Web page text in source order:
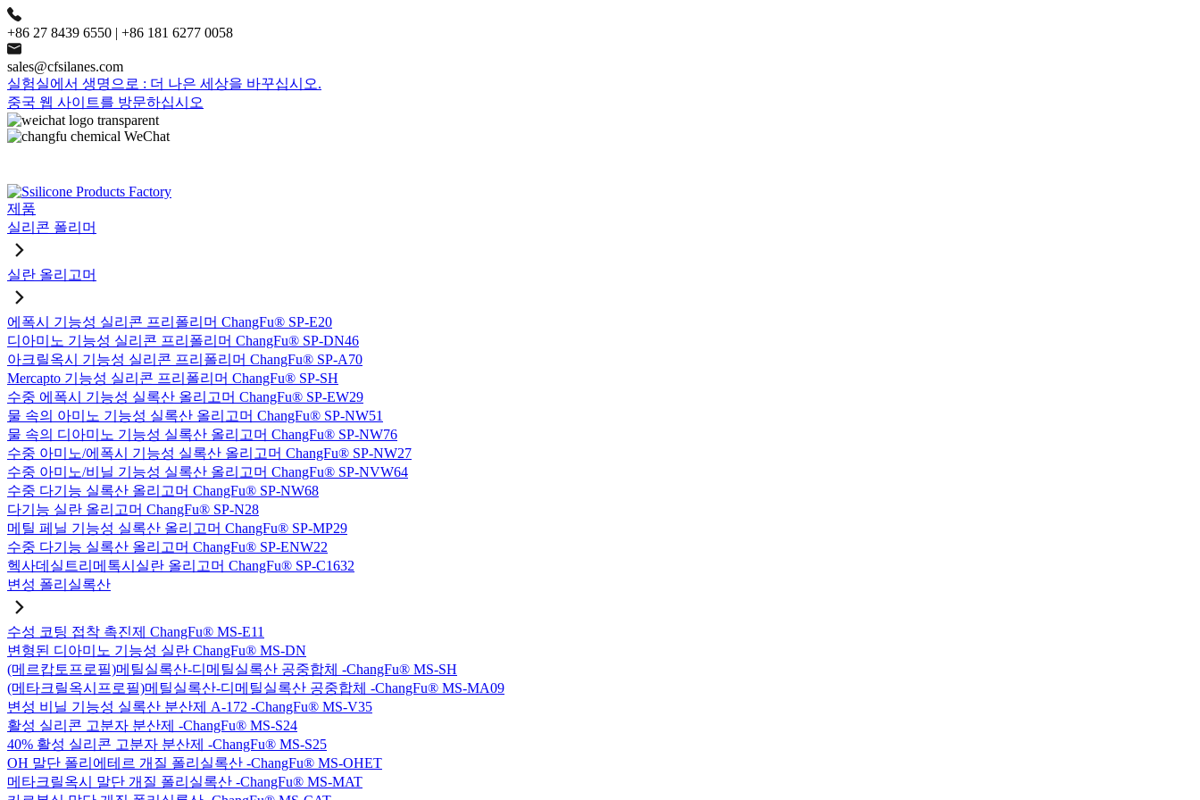
+86 27 8439 6550 | +86 181 6277 0058
sales@cfsilanes.com
실험실에서 생명으로 : 더 나은 세상을 바꾸십시오.
중국 웹 사이트를 방문하십시오
제품
실리콘 폴리머
실란 올리고머
에폭시 기능성 실리콘 프리폴리머 ChangFu® SP-E20
디아미노 기능성 실리콘 프리폴리머 ChangFu® SP-DN46
아크릴옥시 기능성 실리콘 프리폴리머 ChangFu® SP-A70
Mercapto 기능성 실리콘 프리폴리머 ChangFu® SP-SH
수중 에폭시 기능성 실록산 올리고머 ChangFu® SP-EW29
물 속의 아미노 기능성 실록산 올리고머 ChangFu® SP-NW51
물 속의 디아미노 기능성 실록산 올리고머 ChangFu® SP-NW76
수중 아미노/에폭시 기능성 실록산 올리고머 ChangFu® SP-NW27
수중 아미노/비닐 기능성 실록산 올리고머 ChangFu® SP-NVW64
수중 다기능 실록산 올리고머 ChangFu® SP-NW68
다기능 실란 올리고머 ChangFu® SP-N28
메틸 페닐 기능성 실록산 올리고머 ChangFu® SP-MP29
수중 다기능 실록산 올리고머 ChangFu® SP-ENW22
헥사데실트리메톡시실란 올리고머 ChangFu® SP-C1632
변성 폴리실록산
수성 코팅 접착 촉진제 ChangFu® MS-E11
변형된 디아미노 기능성 실란 ChangFu® MS-DN
(메르캅토프로필)메틸실록산-디메틸실록산 공중합체 -ChangFu® MS-SH
(메타크릴옥시프로필)메틸실록산-디메틸실록산 공중합체 -ChangFu® MS-MA09
변성 비닐 기능성 실록산 분산제 A-172 -ChangFu® MS-V35
활성 실리콘 고분자 분산제 -ChangFu® MS-S24
40% 활성 실리콘 고분자 분산제 -ChangFu® MS-S25
OH 말단 폴리에테르 개질 폴리실록산 -ChangFu® MS-OHET
메타크릴옥시 말단 개질 폴리실록산 -ChangFu® MS-MAT